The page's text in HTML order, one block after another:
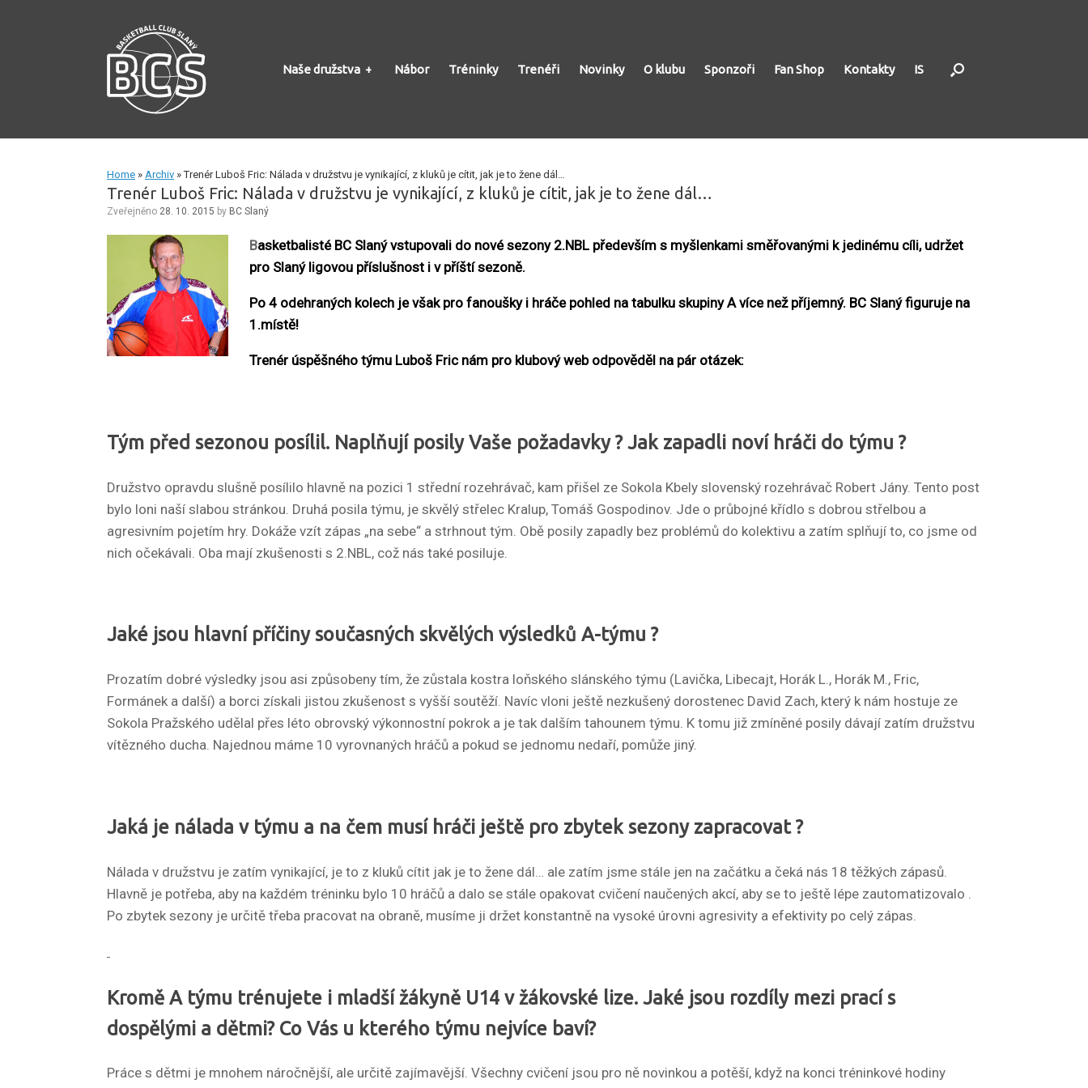
Naše družstva Nábor Tréninky Trenéři Novinky O klubu Sponzoři Fan Shop Kontakty IS
Home » Archiv »Trenér Luboš Fric: Nálada v družstvu je vynikající, z kluků je cítit, jak je to žene dál…
Trenér Luboš Fric: Nálada v družstvu je vynikající, z kluků je cítit, jak je to žene dál…
Zveřejněno 28. 10. 2015 by BC Slaný
Basketbalisté BC Slaný vstupovali do nové sezony 2.NBL především s myšlenkami směřovanými k jedinému cíli, udržet
pro Slaný ligovou příslušnost i v příští sezoně.
Po 4 odehraných kolech je však pro fanoušky i hráče pohled na tabulku skupiny A více než příjemný. BC Slaný figuruje na
1.místě!
Trenér úspěšného týmu Luboš Fric nám pro klubový web odpověděl na pár otázek:
Tým před sezonou posílil. Naplňují posily Vaše požadavky ? Jak zapadli noví hráči do týmu ?
Družstvo opravdu slušně posílilo hlavně na pozici 1 střední rozehrávač, kam přišel ze Sokola Kbely slovenský rozehrávač Robert Jány. Tento post
bylo loni naší slabou stránkou. Druhá posila týmu, je skvělý střelec Kralup, Tomáš Gospodinov. Jde o průbojné křídlo s dobrou střelbou a
agresivním pojetím hry. Dokáže vzít zápas „na sebe“ a strhnout tým. Obě posily zapadly bez problémů do kolektivu a zatím splňují to, co jsme od
nich očekávali. Oba mají zkušenosti s 2.NBL, což nás také posiluje.
Jaké jsou hlavní příčiny současných skvělých výsledků A-týmu ?
Prozatím dobré výsledky jsou asi způsobeny tím, že zůstala kostra loňského slánského týmu (Lavička, Libecajt, Horák L., Horák M., Fric,
Formánek a další) a borci získali jistou zkušenost s vyšší soutěží. Navíc vloni ještě nezkušený dorostenec David Zach, který k nám hostuje ze
Sokola Pražského udělal přes léto obrovský výkonnostní pokrok a je tak dalším tahounem týmu. K tomu již zmíněné posily dávají zatím družstvu
vítězného ducha. Najednou máme 10 vyrovnaných hráčů a pokud se jednomu nedaří, pomůže jiný.
Jaká je nálada v týmu a na čem musí hráči ještě pro zbytek sezony zapracovat ?
Nálada v družstvu je zatím vynikající, je to z kluků cítit jak je to žene dál… ale zatím jsme stále jen na začátku a čeká nás 18 těžkých zápasů.
Hlavně je potřeba, aby na každém tréninku bylo 10 hráčů a dalo se stále opakovat cvičení naučených akcí, aby se to ještě lépe zautomatizovalo .
Po zbytek sezony je určitě třeba pracovat na obraně, musíme ji držet konstantně na vysoké úrovni agresivity a efektivity po celý zápas.
Kromě A týmu trénujete i mladší žákyně U14 v žákovské lize. Jaké jsou rozdíly mezi prací s
dospělými a dětmi? Co Vás u kterého týmu nejvíce baví?
Práce s dětmi je mnohem náročnější, ale určitě zajímavější. Všechny cvičení jsou pro ně novinkou a potěší, když na konci tréninkové hodiny